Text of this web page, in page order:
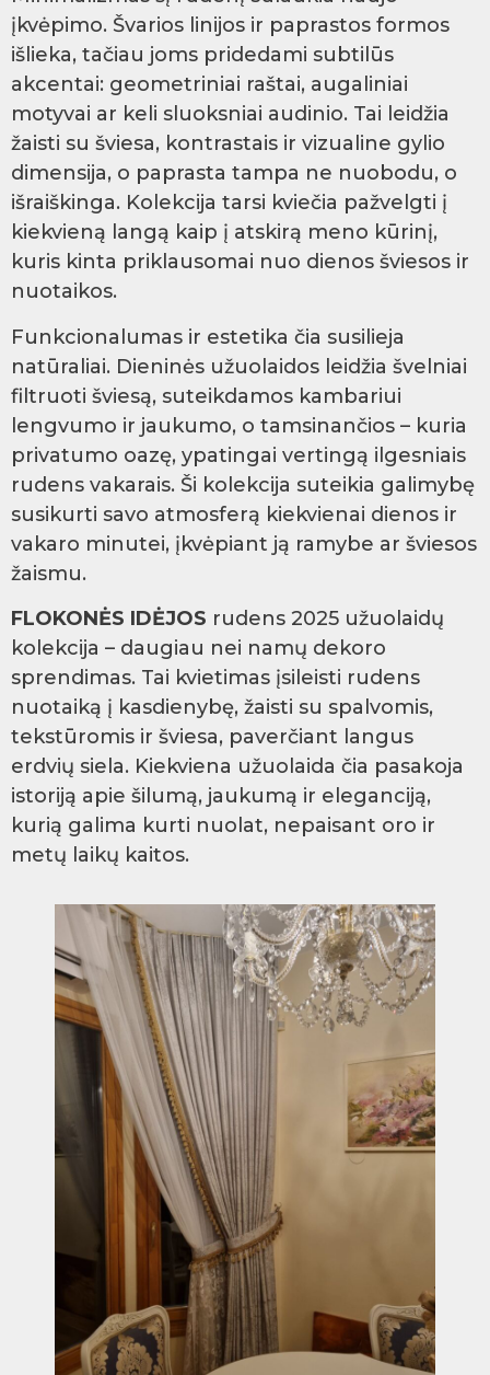
įkvėpimo. Švarios linijos ir paprastos formos
išlieka, tačiau joms pridedami subtilūs
akcentai: geometriniai raštai, augaliniai
motyvai ar keli sluoksniai audinio. Tai leidžia
žaisti su šviesa, kontrastais ir vizualine gylio
dimensija, o paprasta tampa ne nuobodu, o
išraiškinga. Kolekcija tarsi kviečia pažvelgti į
kiekvieną langą kaip į atskirą meno kūrinį,
kuris kinta priklausomai nuo dienos šviesos ir
nuotaikos.
Funkcionalumas ir estetika čia susilieja
natūraliai. Dieninės užuolaidos leidžia švelniai
filtruoti šviesą, suteikdamos kambariui
lengvumo ir jaukumo, o tamsinančios – kuria
privatumo oazę, ypatingai vertingą ilgesniais
rudens vakarais. Ši kolekcija suteikia galimybę
susikurti savo atmosferą kiekvienai dienos ir
vakaro minutei, įkvėpiant ją ramybe ar šviesos
žaismu.
FLOKONĖS IDĖJOS rudens 2025 užuolaidų
kolekcija – daugiau nei namų dekoro
sprendimas. Tai kvietimas įsileisti rudens
nuotaiką į kasdienybę, žaisti su spalvomis,
tekstūromis ir šviesa, paverčiant langus
erdvių siela. Kiekviena užuolaida čia pasakoja
istoriją apie šilumą, jaukumą ir eleganciją,
kurią galima kurti nuolat, nepaisant oro ir
metų laikų kaitos.